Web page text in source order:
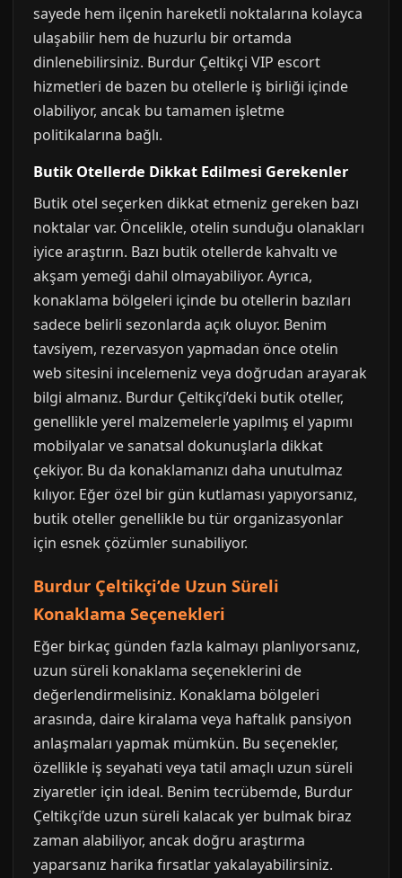
sayede hem ilçenin hareketli noktalarına kolayca
ulaşabilir hem de huzurlu bir ortamda
dinlenebilirsiniz. Burdur Çeltikçi VIP escort
hizmetleri de bazen bu otellerle iş birliği içinde
olabiliyor, ancak bu tamamen işletme
politikalarına bağlı.
Butik Otellerde Dikkat Edilmesi Gerekenler
Butik otel seçerken dikkat etmeniz gereken bazı
noktalar var. Öncelikle, otelin sunduğu olanakları
iyice araştırın. Bazı butik otellerde kahvaltı ve
akşam yemeği dahil olmayabiliyor. Ayrıca,
konaklama bölgeleri içinde bu otellerin bazıları
sadece belirli sezonlarda açık oluyor. Benim
tavsiyem, rezervasyon yapmadan önce otelin
web sitesini incelemeniz veya doğrudan arayarak
bilgi almanız. Burdur Çeltikçi’deki butik oteller,
genellikle yerel malzemelerle yapılmış el yapımı
mobilyalar ve sanatsal dokunuşlarla dikkat
çekiyor. Bu da konaklamanızı daha unutulmaz
kılıyor. Eğer özel bir gün kutlaması yapıyorsanız,
butik oteller genellikle bu tür organizasyonlar
için esnek çözümler sunabiliyor.
Burdur Çeltikçi’de Uzun Süreli
Konaklama Seçenekleri
Eğer birkaç günden fazla kalmayı planlıyorsanız,
uzun süreli konaklama seçeneklerini de
değerlendirmelisiniz. Konaklama bölgeleri
arasında, daire kiralama veya haftalık pansiyon
anlaşmaları yapmak mümkün. Bu seçenekler,
özellikle iş seyahati veya tatil amaçlı uzun süreli
ziyaretler için ideal. Benim tecrübemde, Burdur
Çeltikçi’de uzun süreli kalacak yer bulmak biraz
zaman alabiliyor, ancak doğru araştırma
yaparsanız harika fırsatlar yakalayabilirsiniz.